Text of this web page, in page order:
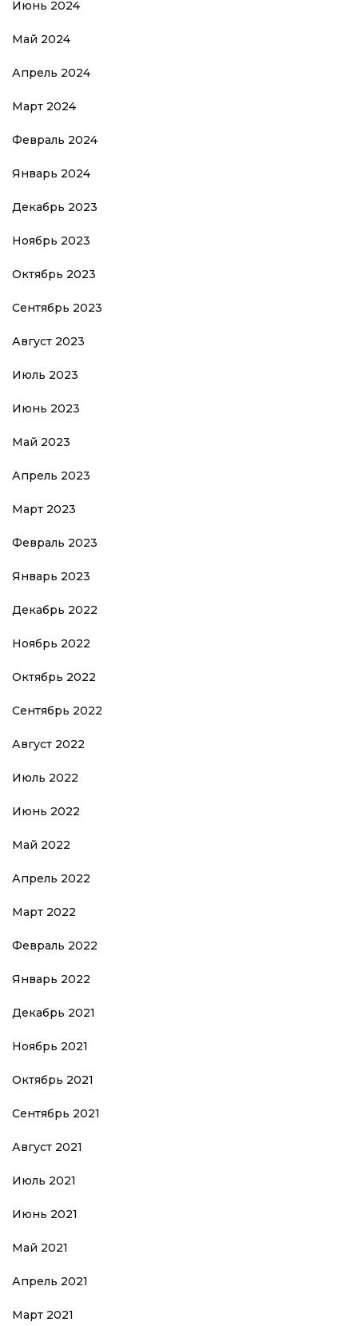
Июнь 2024
Май 2024
Апрель 2024
Март 2024
Февраль 2024
Январь 2024
Декабрь 2023
Ноябрь 2023
Октябрь 2023
Сентябрь 2023
Август 2023
Июль 2023
Июнь 2023
Май 2023
Апрель 2023
Март 2023
Февраль 2023
Январь 2023
Декабрь 2022
Ноябрь 2022
Октябрь 2022
Сентябрь 2022
Август 2022
Июль 2022
Июнь 2022
Май 2022
Апрель 2022
Март 2022
Февраль 2022
Январь 2022
Декабрь 2021
Ноябрь 2021
Октябрь 2021
Сентябрь 2021
Август 2021
Июль 2021
Июнь 2021
Май 2021
Апрель 2021
Март 2021